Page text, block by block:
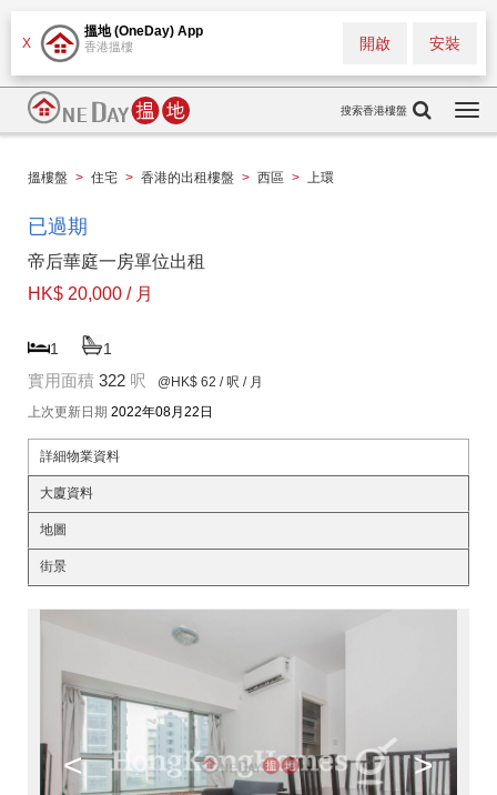
X
搵地 (OneDay) App
香港搵樓 安裝
開啟
搜索香港樓盤
搵樓盤 > 住宅 > 香港的出租樓盤 > 西區 > 上環
已過期
帝后華庭一房單位出租
HK$ 20,000 / 月
1 1
實用面積 322 呎 @HK$ 62 / 呎 / 月
上次更新日期 2022年08月22日
詳細物業資料
大廈資料
地圖
街景
< >